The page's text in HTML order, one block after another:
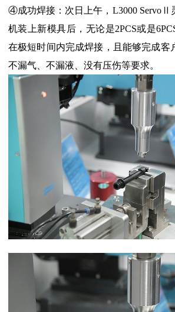
④成功焊接：次日上午，L3000 ServoⅡ
机装上新模具后，无论是2PCS或是
在极短时间内完成焊接，且能够完成客
不漏气、不漏液、没有压伤等要求。